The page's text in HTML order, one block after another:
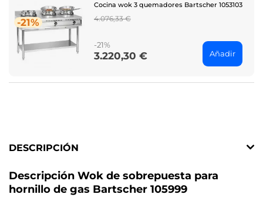
-21%
Cocina wok 3 quemadores Bartscher 1053103
Regular
4.076,33 €
-21%
Price
3.220,30 € Añadir
DESCRIPCIÓN
Descripción Wok de sobrepuesta para
hornillo de gas Bartscher 105999